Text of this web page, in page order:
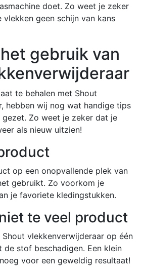
doet. Zo weet je zeker
geen schijn van kans
gebruik van
te behalen met Shout
hebben wij nog wat handige tips
Zo weet je zeker dat je
als nieuw uitzien!
op een onopvallende plek van
gebruikt. Zo voorkom je
je favoriete kledingstukken.
te veel product
vlekkenverwijderaar op één
de stof beschadigen. Een klein
voor een geweldig resultaat!